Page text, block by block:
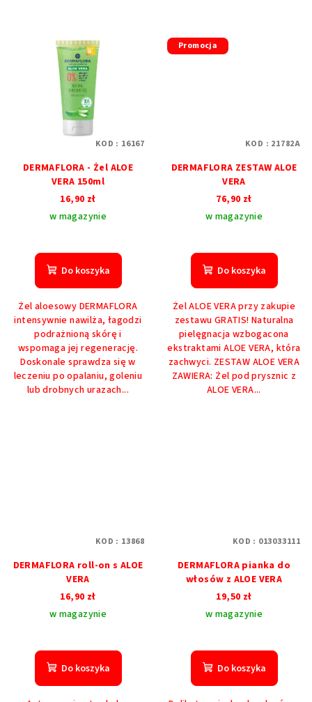
DERMAFLORA - Żel ALOE
VERA 150ml
16,90 zł
w magazynie
Do koszyka
Żel aloesowy DERMAFLORA
intensywnie nawilża, łagodzi
podrażnioną skórę i
wspomaga jej regenerację.
Doskonale sprawdza się w
leczeniu po opalaniu, goleniu
lub drobnych urazach...
KOD : 16167
Promocja
DERMAFLORA ZESTAW ALOE
VERA
76,90 zł
w magazynie
Do koszyka
Żel ALOE VERA przy zakupie
zestawu GRATIS! Naturalna
pielęgnacja wzbogacona
ekstraktami ALOE VERA, która
zachwyci. ZESTAW ALOE VERA
ZAWIERA: Żel pod prysznic z
ALOE VERA...
KOD : 21782A
DERMAFLORA roll-on s ALOE
VERA
16,90 zł
w magazynie
Do koszyka
KOD : 13868
DERMAFLORA pianka do
włosów z ALOE VERA
19,50 zł
w magazynie
Do koszyka
KOD : 013033111